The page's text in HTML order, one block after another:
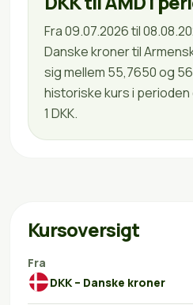
Fra 09.07.2026 til
Danske kroner til
sig mellem 55,7650 og
historiske kurs i
1 DKK.
Kursoversigt
Fra
DKK – Danske kroner